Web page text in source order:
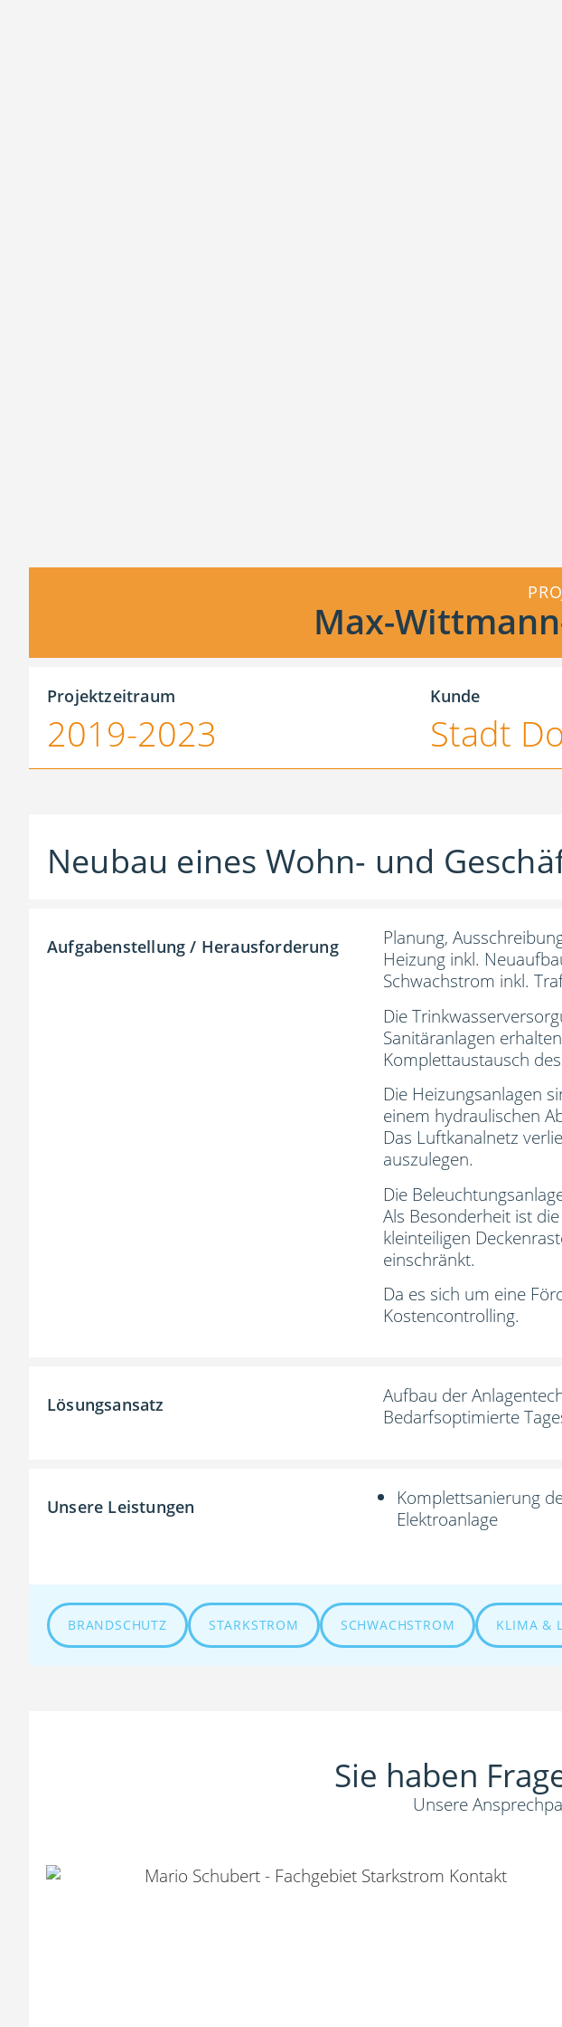
Max-
Projektzeitraum
2019-2023
Kunde
Stadt
Neubau eines Wohn- und
Aufgabenstellung / Herausforderung
Planung,
Heizung inkl.
Schwachstrom inkl.
Die
Sanitäranlagen
Komplettaustausch
Die Heizungsanlagen
einem hydraulischen
Das Luftkanalnetz
auszulegen.
Die
Als Besonderheit ist
kleinteiligen
einschränkt.
Da es sich um eine
Kostencontrolling.
Lösungsansatz
Aufbau der
Bedarfsoptimierte
Unsere Leistungen
Komplettsanierung
Elektroanlage
BRANDSCHUTZ STARKSTROM SCHWACHSTROM KLIMA &
Sie haben
Unsere